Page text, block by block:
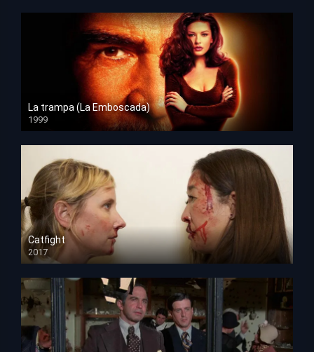
La trampa (La Emboscada)
1999
HD 1080p
Catfight
2017
HD 720p